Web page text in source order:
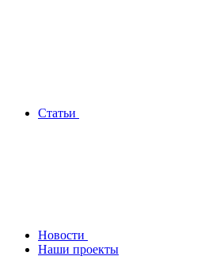
Статьи
Новости
Наши проекты